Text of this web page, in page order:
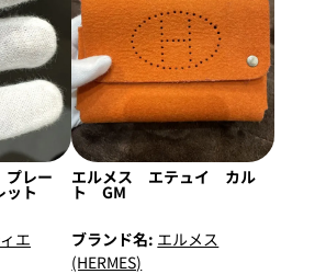
レー
ト
エ
エルメス エテュイ カル
ト GM
ブランド名: エルメス
(HERMES)